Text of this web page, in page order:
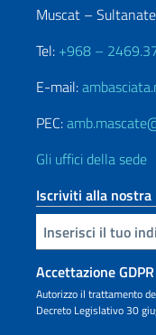
Muscat –
Tel: +968 –
E-mail:
PEC:
Gli uffici della sede
Iscriviti alla
Inserisci la tua email
Accettazione GDPR
Autorizzo il trattamento
Decreto Legislativo 30